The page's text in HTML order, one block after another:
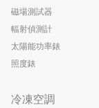
磁場測試器
輻射偵測計
太陽能功率錶
照度錶
冷凍空調